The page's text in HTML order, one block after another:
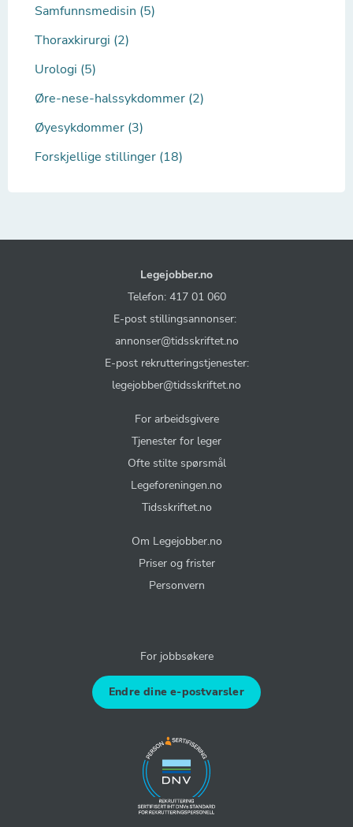
Samfunnsmedisin (5)
Thoraxkirurgi (2)
Urologi (5)
Øre-nese-halssykdommer (2)
Øyesykdommer (3)
Forskjellige stillinger (18)
Legejobber.no
Telefon: 417 01 060
E-post stillingsannonser:
annonser@tidsskriftet.no
E-post rekrutteringstjenester:
legejobber@tidsskriftet.no
For arbeidsgivere
Tjenester for leger
Ofte stilte spørsmål
Legeforeningen.no
Tidsskriftet.no
Om Legejobber.no
Priser og frister
Personvern
For jobbsøkere
Endre dine e-postvarsler